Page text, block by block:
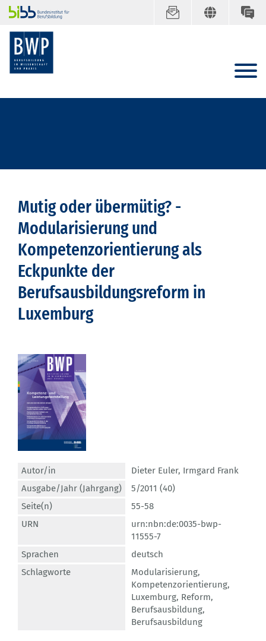
Mutig oder übermütig? -
Modularisierung und
Kompetenzorientierung als
Eckpunkte der
Berufsausbildungsreform in
Luxemburg
Autor/in Dieter Euler, Irmgard Frank
Ausgabe/Jahr (Jahrgang)
5/2011 (40)
Seite(n)
55-58
URN
urn:nbn:de:0035-bwp-
11555-7
Sprachen
deutsch
Schlagworte
Modularisierung,
Kompetenzorientierung,
Luxemburg, Reform,
Berufsausbildung,
Berufsausbildung